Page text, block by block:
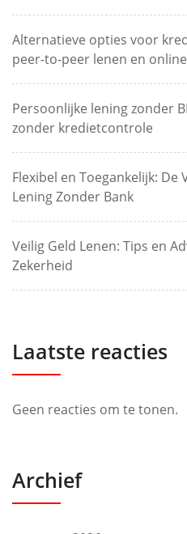
Alternatieve opties voor
peer-to-peer lenen en
Persoonlijke lening zonder
zonder kredietcontrole
Flexibel en Toegankelijk: De
Lening Zonder Bank
Veilig Geld Lenen: Tips en
Zekerheid
Laatste reacties
Geen reacties om te tonen.
Archief